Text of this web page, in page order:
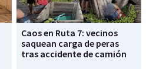
Caos en Ruta 7: vecinos
saquean carga de peras
tras accidente de camión